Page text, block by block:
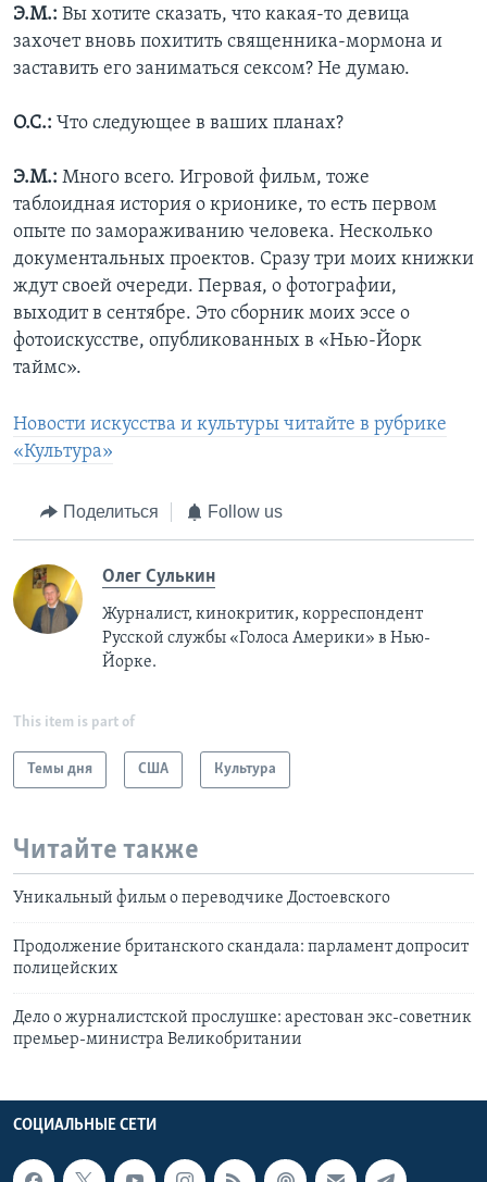
Э.М.: Вы хотите сказать, что какая-то девица
захочет вновь похитить священника-мормона и
заставить его заниматься сексом? Не думаю.
О.С.: Что следующее в ваших планах?
Э.М.: Много всего. Игровой фильм, тоже
таблоидная история о крионике, то есть первом
опыте по замораживанию человека. Несколько
документальных проектов. Сразу три моих книжки
ждут своей очереди. Первая, о фотографии,
выходит в сентябре. Это сборник моих эссе о
фотоискусстве, опубликованных в «Нью-Йорк
таймс».
Новости искусства и культуры читайте в рубрике
«Культура»
Поделиться Follow us
Олег Сулькин
Журналист, кинокритик, корреспондент
Русской службы «Голоса Америки» в Нью-
Йорке.
This item is part of
Темы дня США Культура
Читайте также
Уникальный фильм о переводчике Достоевского
Продолжение британского скандала: парламент допросит
полицейских
Дело о журналистской прослушке: арестован экс-советник
премьер-министра Великобритании
СОЦИАЛЬНЫЕ СЕТИ